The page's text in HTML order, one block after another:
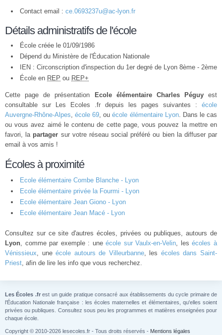
Contact email : ce.0693237u@ac-lyon.fr
Détails administratifs de l'école
École créée le 01/09/1986
Dépend du Ministère de l'Éducation Nationale
IEN : Circonscription d'inspection du 1er degré de Lyon 8ème - 2ème
École en REP ou REP+
Cette page de présentation Ecole élémentaire Charles Péguyest
consultable sur Les Ecoles .fr depuis les pages suivantes : école
Auvergne-Rhône-Alpes,école 69, ouécole élémentaire Lyon. Dans le cas
ou vous avez aimé le contenu de cette page, vous pouvez la mettre en
favori, la partager sur votre réseau social préféré ou bien la diffuser par
email à vos amis !
Écoles à proximité
Ecole élémentaire Combe Blanche - Lyon
Ecole élémentaire privée la Fourmi - Lyon
Ecole élémentaire Jean Giono - Lyon
Ecole élémentaire Jean Macé - Lyon
Consultez sur ce site d'autres écoles, privées ou publiques, autours de
Lyon, comme par exemple : uneécole sur Vaulx-en-Velin, lesécoles à
Vénissieux, uneécole autours de Villeurbanne, les écoles dans Saint-
Priest, afin de lire les info que vous recherchez.
Les Écoles .frest un guide pratique consacré aux établissements du cycle primaire de
l'Éducation Nationale française : les écoles maternelles et élémentaires, qu'elles soient
privées ou publiques. Consultez sous peu les programmes et matières enseignées pour
chaque école.
Copyright © 2010-2026 lesecoles.fr - Tous droits réservés - Mentions légales